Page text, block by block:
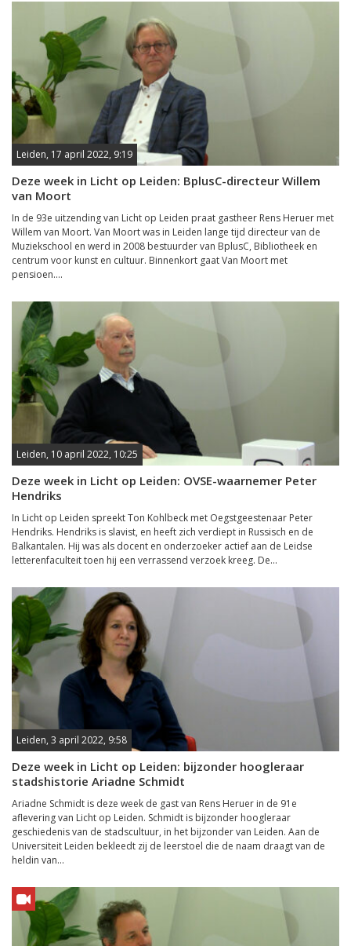
Leiden, 17 april 2022, 9:19
Deze week in Licht op Leiden: BplusC-directeur Willem
van Moort
In de 93e uitzending van Licht op Leiden praat gastheer Rens Heruer met
Willem van Moort. Van Moort was in Leiden lange tijd directeur van de
Muziekschool en werd in 2008 bestuurder van BplusC, Bibliotheek en
centrum voor kunst en cultuur. Binnenkort gaat Van Moort met
pensioen....
Leiden, 10 april 2022, 10:25
Deze week in Licht op Leiden: OVSE-waarnemer Peter
Hendriks
In Licht op Leiden spreekt Ton Kohlbeck met Oegstgeestenaar Peter
Hendriks. Hendriks is slavist, en heeft zich verdiept in Russisch en de
Balkantalen. Hij was als docent en onderzoeker actief aan de Leidse
letterenfaculteit toen hij een verrassend verzoek kreeg. De...
Leiden, 3 april 2022, 9:58
Deze week in Licht op Leiden: bijzonder hoogleraar
stadshistorie Ariadne Schmidt
Ariadne Schmidt is deze week de gast van Rens Heruer in de 91e
aflevering van Licht op Leiden. Schmidt is bijzonder hoogleraar
geschiedenis van de stadscultuur, in het bijzonder van Leiden. Aan de
Universiteit Leiden bekleedt zij de leerstoel die de naam draagt van de
heldin van...